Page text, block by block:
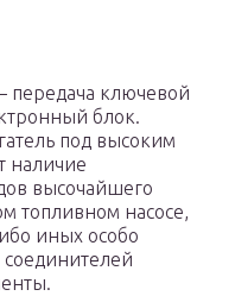
передача ключевой
блок.
под высоким
наличие
высочайшего
топливном насосе,
иных особо